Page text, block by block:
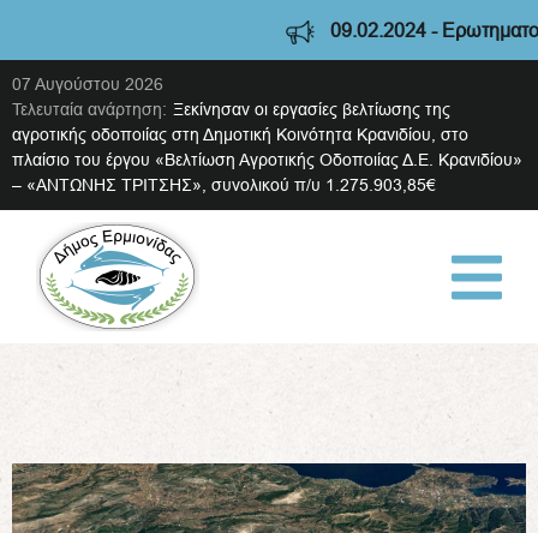
09.02.2024 -
07 Αυγούστου 2026
Τελευταία ανάρτηση: Ξεκίνησαν οι εργασίες βελτίωσης της
αγροτικής οδοποιίας στη Δημοτική Κοινότητα Κρανιδίου, στο
πλαίσιο του έργου «Βελτίωση Αγροτικής Οδοποιίας Δ.Ε. Κρανιδίου»
– «ΑΝΤΩΝΗΣ ΤΡΙΤΣΗΣ», συνολικού π/υ 1.275.903,85€